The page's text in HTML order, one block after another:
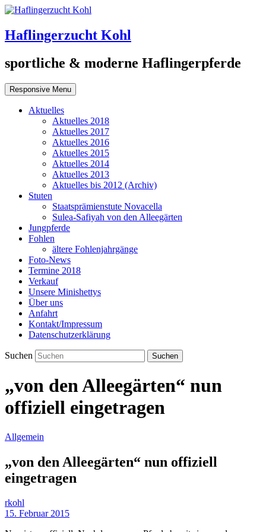
Haflingerzucht Kohl
sportliche & moderne Haflingerpferde
Responsive Menu
Aktuelles
Aktuelles 2018
Aktuelles 2017
Aktuelles 2016
Aktuelles 2015
Aktuelles 2014
Aktuelles 2013
Aktuelles bis 2012 (Archiv)
Stuten
Staatsprämienstute Novacella
Sulea-Safiyah von den Alleegärten
Jungpferde
Fohlen
ältere Fohlenjahrgänge
Foto-News
Termine 2018
Verkauf
Unsere Minishettys
Über uns
Anfahrt
Kontakt/Impressum
Datenschutzerklärung
Suchen
„von den Alleegärten“ nun
offiziell eingetragen
Allgemein
„von den Alleegärten“ nun offiziell
eingetragen
rkohl
15. Februar 2015